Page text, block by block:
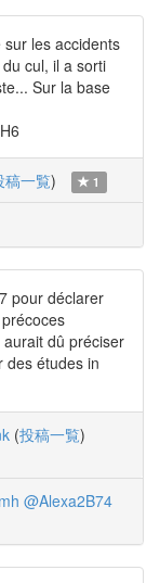
les accidents
cul, il a sorti
Sur la base
稿一覧) 1
pour déclarer
dû préciser
des études in
(投稿一覧)
@Alexa2B74